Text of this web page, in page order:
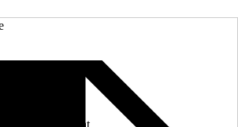
Privat